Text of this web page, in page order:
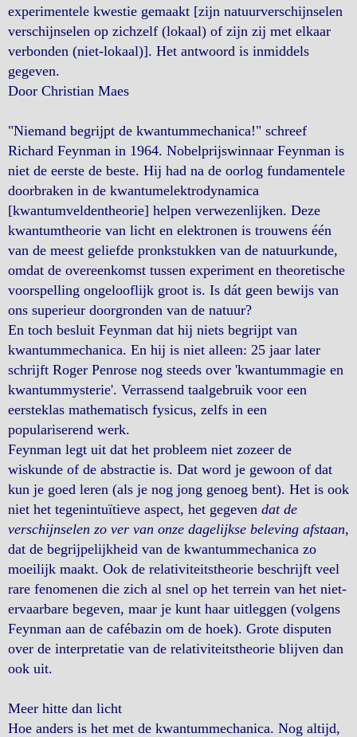
experimentele kwestie gemaakt [zijn natuurverschijnselen
verschijnselen op zichzelf (lokaal) of zijn zij met elkaar
verbonden (niet-lokaal)]. Het antwoord is inmiddels
gegeven.
Door Christian Maes
"Niemand begrijpt de kwantummechanica!" schreef
Richard Feynman in 1964. Nobelprijswinnaar Feynman is
niet de eerste de beste. Hij had na de oorlog fundamentele
doorbraken in de kwantumelektrodynamica
[kwantumveldentheorie] helpen verwezenlijken. Deze
kwantumtheorie van licht en elektronen is trouwens één
van de meest geliefde pronkstukken van de natuurkunde,
omdat de overeenkomst tussen experiment en theoretische
voorspelling ongelooflijk groot is. Is dát geen bewijs van
ons superieur doorgronden van de natuur?
En toch besluit Feynman dat hij niets begrijpt van
kwantummechanica. En hij is niet alleen: 25 jaar later
schrijft Roger Penrose nog steeds over 'kwantummagie en
kwantummysterie'. Verrassend taalgebruik voor een
eersteklas mathematisch fysicus, zelfs in een
populariserend werk.
Feynman legt uit dat het probleem niet zozeer de
wiskunde of de abstractie is. Dat word je gewoon of dat
kun je goed leren (als je nog jong genoeg bent). Het is ook
niet het tegenintuïtieve aspect, het gegeven dat de
verschijnselen zo ver van onze dagelijkse beleving afstaan,
dat de begrijpelijkheid van de kwantummechanica zo
moeilijk maakt. Ook de relativiteitstheorie beschrijft veel
rare fenomenen die zich al snel op het terrein van het niet-
ervaarbare begeven, maar je kunt haar uitleggen (volgens
Feynman aan de cafébazin om de hoek). Grote disputen
over de interpretatie van de relativiteitstheorie blijven dan
ook uit.
Meer hitte dan licht
Hoe anders is het met de kwantummechanica. Nog altijd,